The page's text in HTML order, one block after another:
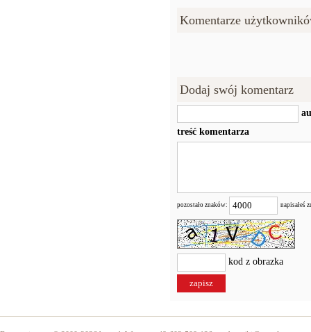
Komentarze
Dodaj swój komentarz
treść komentarza
pozostało znaków: napisałeś
kod z obrazka